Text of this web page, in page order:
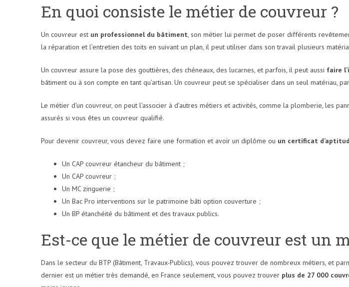
En quoi consiste le métier de couvreur ?
Un couvreur est un professionnel du bâtiment, son métier lui permet de poser différents
la réparation et l’entretien des toits en suivant un plan, il peut utiliser dans son travail plusieurs
Un couvreur assure la pose des gouttières, des chéneaux, des lucarnes, et parfois, il peut aussi faire
bâtiment ou à son compte en tant qu’artisan. Un couvreur peut se spécialiser dans un seul matériau,
Le métier d’un couvreur, on peut l’associer à d’autres métiers et activités, comme la plomberie, les
assurés si vous êtes un couvreur qualifié.
Pour devenir couvreur, vous devez faire une formation et avoir un diplôme ou un certificat
Un CAP couvreur étancheur du bâtiment ;
Un CAP couvreur ;
Un MC zinguerie ;
Un Bac Pro interventions sur le patrimoine bâti option couverture ;
Un BP étanchéité du bâtiment et des travaux publics.
Est-ce que le métier de couvreur est un
Dans le secteur du BTP (Bâtiment, Travaux-Publics), vous pouvez trouver de nombreux métiers, et
dernier est un métier très demandé, en France seulement, vous pouvez trouver plus de 27 000